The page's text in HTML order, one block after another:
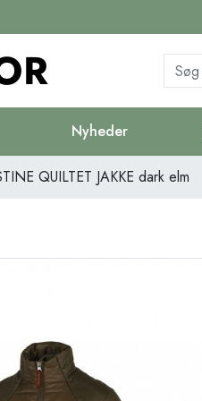
Nyheder
QUILTET JAKKE dark elm